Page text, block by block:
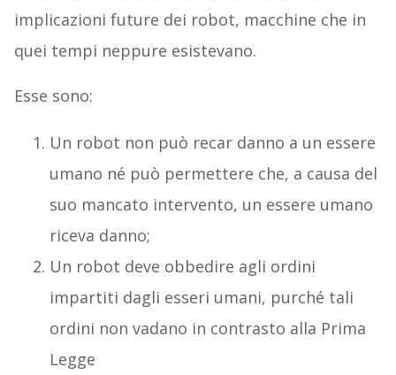
implicazioni future dei robot, macchine che in
quei tempi neppure esistevano.
Esse sono:
Un robot non può recar danno a un essere
umano né può permettere che, a causa del
suo mancato intervento, un essere umano
riceva danno;
Un robot deve obbedire agli ordini
impartiti dagli esseri umani, purché tali
ordini non vadano in contrasto alla Prima
Legge